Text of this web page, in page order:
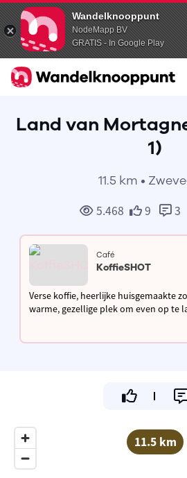
Wandelknooppunt
NodeMapp BV
GRATIS - In Google Play
Land van
1)
11.5 km •
5.468 9 3
Café
KoffieSHOT
Verse koffie, heerlijke huisgemaakte
warme, gezellige plek om even op te
11.5 km